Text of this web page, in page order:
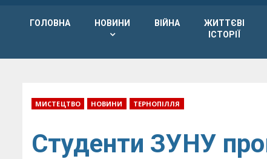
ГОЛОВНА НОВИНИ ВІЙНА
ЖИТТЄВІ
ІСТОРІЇ
МИСТЕЦТВО НОВИНИ ТЕРНОПІЛЛЯ
Студенти ЗУНУ